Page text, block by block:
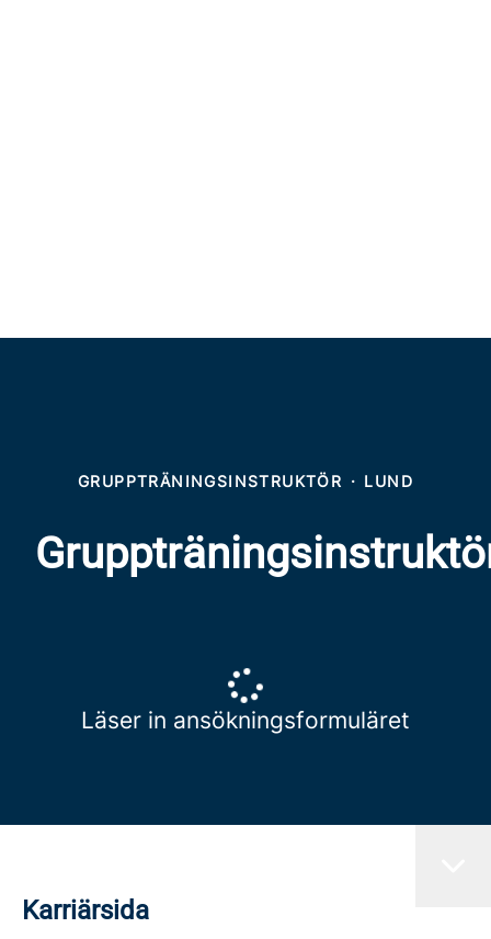
GRUPPTRÄNINGSINSTRUKTÖR · LUND
Läser in ansökningsformuläret
Karriärsida